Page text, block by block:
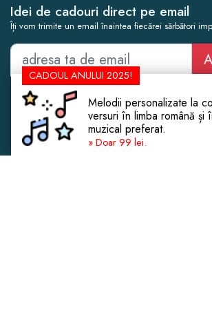
Idei de cadouri direct pe email
Îți vom trimite un email înaintea fiecărei sărbători
Cadouri Femei
Cadouri Bărbați
Cadouri Copii
Cadouri Experiențe
Botez
Cununie
CADOUL ANULUI 2025!
Melodii personalizate la
versuri în limba română și
muzical preferat.
» Doar 99 lei.